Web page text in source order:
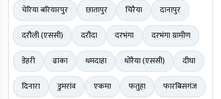
चेरिया बरियारपुर
छातापुर चिरैया
दानापुर
दरौली (एससी)
दरौंदा दरभंगा
दरभंगा ग्रामीण
डेहरी
ढाका धमदाहा धोरैया (एससी)
दीघा
दिनारा
डुमरांव एकमा फतुहा
फारबिसगंज